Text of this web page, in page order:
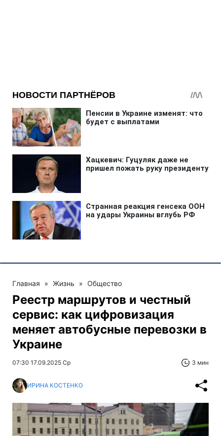
Главная » Жизнь » Общество
Реестр маршрутов и честный
сервис: как цифровизация
меняет автобусные перевозки в
Украине
07:30 17.09.2025 Ср 3 мин
ИРИНА КОСТЕНКО